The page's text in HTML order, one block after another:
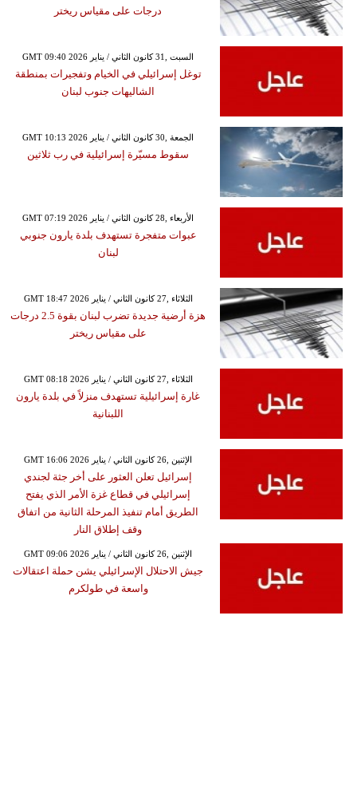
درجات على مقياس ريختر
GMT 09:40 2026 السبت ,31 كانون الثاني / يناير
توغل إسرائيلي في الخيام وتفجيرات بمنطقة
الشاليهات جنوب لبنان
GMT 10:13 2026 الجمعة ,30 كانون الثاني / يناير
سقوط مسيّرة إسرائيلية في رب ثلاثين
GMT 07:19 2026 الأربعاء ,28 كانون الثاني / يناير
عبوات متفجرة تستهدف بلدة يارون جنوبي
لبنان
GMT 18:47 2026 الثلاثاء ,27 كانون الثاني / يناير
هزة أرضية جديدة تضرب لبنان بقوة 2.5 درجات
على مقياس ريختر
GMT 08:18 2026 الثلاثاء ,27 كانون الثاني / يناير
غارة إسرائيلية تستهدف منزلاً في بلدة يارون
اللبنانية
GMT 16:06 2026 الإثنين ,26 كانون الثاني / يناير
إسرائيل تعلن العثور على أخر جثة لجندي
إسرائيلي في قطاع غزة الأمر الذي يفتح
الطريق أمام تنفيذ المرحلة الثانية من اتفاق
وقف إطلاق النار
GMT 09:06 2026 الإثنين ,26 كانون الثاني / يناير
جيش الاحتلال الإسرائيلي يشن حملة اعتقالات
واسعة في طولكرم